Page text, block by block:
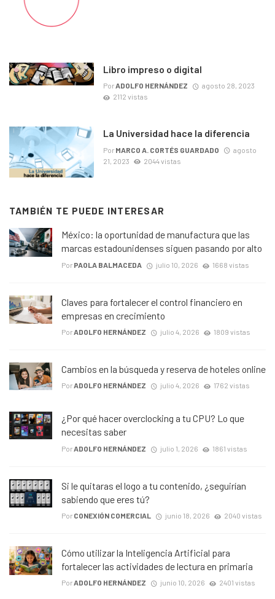
Libro impreso o digital
PorADOLFO HERNÁNDEZ
agosto 28, 2023
2112 vistas
La Universidad hace la diferencia
Por MARCO A. CORTÉS GUARDADO
agosto
21, 2023
2044 vistas
TAMBIÉN TE PUEDE INTERESAR
México: la oportunidad de manufactura que las
marcas estadounidenses siguen pasando por alto
Por PAOLA BALMACEDA julio 10, 2026 1668 vistas
Claves para fortalecer el control financiero en
empresas en crecimiento
PorADOLFO HERNÁNDEZ julio 4, 2026 1809 vistas
Cambios en la búsqueda y reserva de hoteles online
PorADOLFO HERNÁNDEZ julio 4, 2026 1762 vistas
¿Por qué hacer overclocking a tu CPU? Lo que
necesitas saber
Por ADOLFO HERNÁNDEZ julio 1, 2026 1861 vistas
Si le quitaras el logo a tu contenido, ¿seguirían
sabiendo que eres tú?
Por CONEXIÓN COMERCIAL junio 18, 2026 2040 vistas
Cómo utilizar la Inteligencia Artificial para
fortalecer las actividades de lectura en primaria
PorADOLFO HERNÁNDEZ junio 10, 2026 2401 vistas